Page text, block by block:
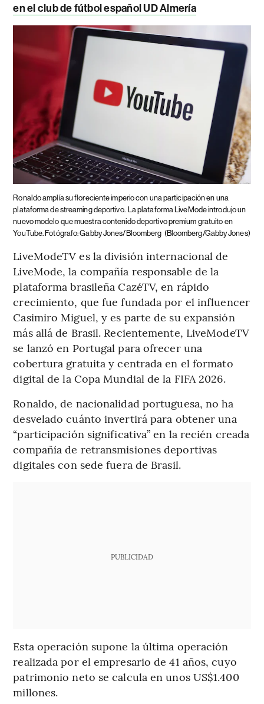
en el club de fútbol español UD Almería
Ronaldo amplía su floreciente imperio con una participación en una
plataforma de streaming deportivo. La plataforma LiveMode introdujo un
nuevo modelo que muestra contenido deportivo premium gratuito en
YouTube. Fotógrafo: Gabby Jones/Bloomberg (Bloomberg/Gabby Jones)
LiveModeTV es la división internacional de
LiveMode, la compañía responsable de la
plataforma brasileña CazéTV, en rápido
crecimiento, que fue fundada por el influencer
Casimiro Miguel, y es parte de su expansión
más allá de Brasil. Recientemente, LiveModeTV
se lanzó en Portugal para ofrecer una
cobertura gratuita y centrada en el formato
digital de la Copa Mundial de la FIFA 2026.
Ronaldo, de nacionalidad portuguesa, no ha
desvelado cuánto invertirá para obtener una
“participación significativa” en la recién creada
compañía de retransmisiones deportivas
digitales con sede fuera de Brasil.
PUBLICIDAD
Esta operación supone la última operación
realizada por el empresario de 41 años, cuyo
patrimonio neto se calcula en unos US$1.400
millones.